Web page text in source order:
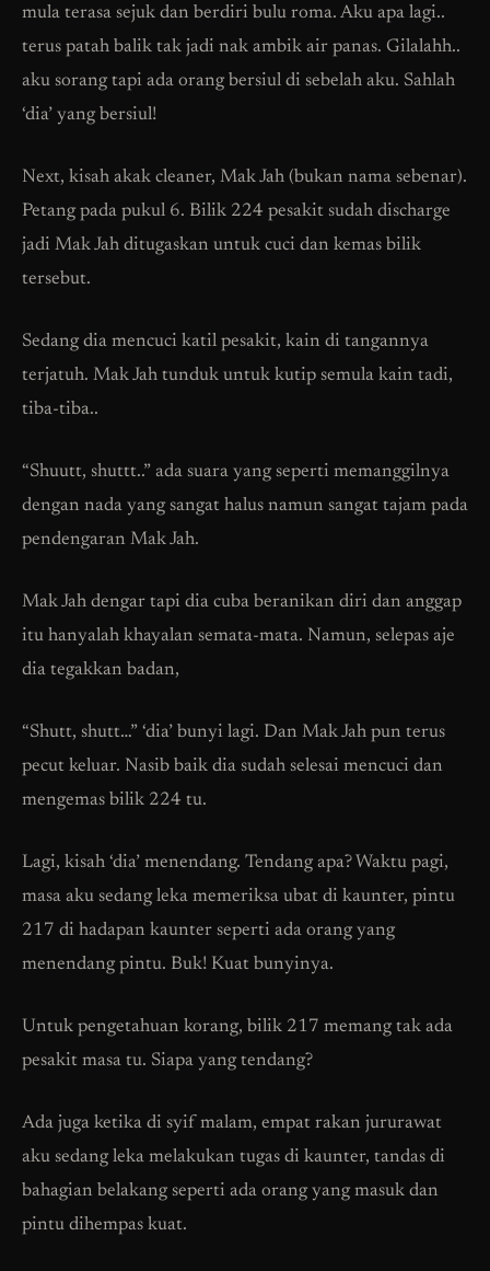
mula terasa sejuk dan berdiri bulu roma. Aku apa lagi..
terus patah balik tak jadi nak ambik air panas. Gilalahh..
aku sorang tapi ada orang bersiul di sebelah aku. Sahlah
‘dia’ yang bersiul!
Next, kisah akak cleaner, Mak Jah (bukan nama sebenar).
Petang pada pukul 6. Bilik 224 pesakit sudah discharge
jadi Mak Jah ditugaskan untuk cuci dan kemas bilik
tersebut.
Sedang dia mencuci katil pesakit, kain di tangannya
terjatuh. Mak Jah tunduk untuk kutip semula kain tadi,
tiba-tiba..
“Shuutt, shuttt..” ada suara yang seperti memanggilnya
dengan nada yang sangat halus namun sangat tajam pada
pendengaran Mak Jah.
Mak Jah dengar tapi dia cuba beranikan diri dan anggap
itu hanyalah khayalan semata-mata. Namun, selepas aje
dia tegakkan badan,
“Shutt, shutt…” ‘dia’ bunyi lagi. Dan Mak Jah pun terus
pecut keluar. Nasib baik dia sudah selesai mencuci dan
mengemas bilik 224 tu.
Lagi, kisah ‘dia’ menendang. Tendang apa? Waktu pagi,
masa aku sedang leka memeriksa ubat di kaunter, pintu
217 di hadapan kaunter seperti ada orang yang
menendang pintu. Buk! Kuat bunyinya.
Untuk pengetahuan korang, bilik 217 memang tak ada
pesakit masa tu. Siapa yang tendang?
Ada juga ketika di syif malam, empat rakan jururawat
aku sedang leka melakukan tugas di kaunter, tandas di
bahagian belakang seperti ada orang yang masuk dan
pintu dihempas kuat.